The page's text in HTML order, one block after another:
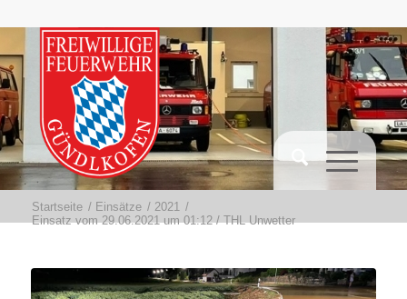
Startseite / Einsätze / 2021 /
Einsatz vom 29.06.2021 um 01:12 / THL Unwetter